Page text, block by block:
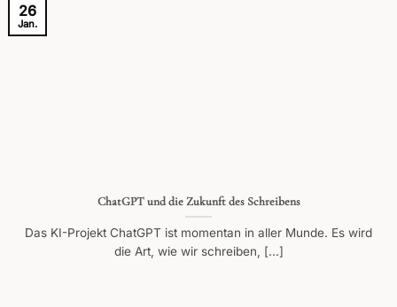
ChatGPT und die Zukunft des Schreibens
Das KI-Projekt ChatGPT ist momentan in aller Munde. Es wird
die Art, wie wir schreiben, [...]
26
Jan.